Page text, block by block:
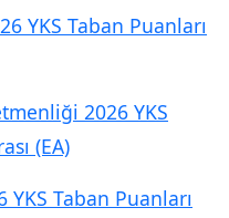
YKS Taban Puanları
2026 YKS
(EA)
Taban Puanları